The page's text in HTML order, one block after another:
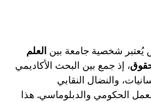
يُعتبر شخصية جامعة بين العلم
، إذ جمع بين البحث الأكاديمي
والنضال النقابي
الحكومي والدبلوماسي. هذا